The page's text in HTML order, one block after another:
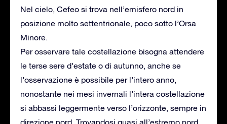
Nel cielo, Cefeo si trova nell’emisfero nord in
posizione molto settentrionale, poco sotto l’Orsa
Minore.
Per osservare tale costellazione bisogna attendere
le terse sere d’estate o di autunno, anche se
l’osservazione è possibile per l’intero anno,
nonostante nei mesi invernali l’intera costellazione
si abbassi leggermente verso l’orizzonte, sempre in
direzione nord. Trovandosi quasi all’estremo nord,